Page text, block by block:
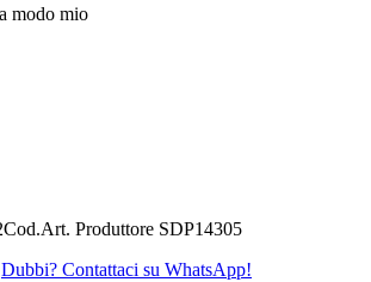
modo mio
Cod.Art. Produttore SDP14305
Dubbi? Contattaci su WhatsApp!